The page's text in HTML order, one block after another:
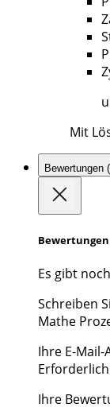
Mit
Bewertungen
Es gibt
Schreiben
Mathe
Ihre E-
Ihre